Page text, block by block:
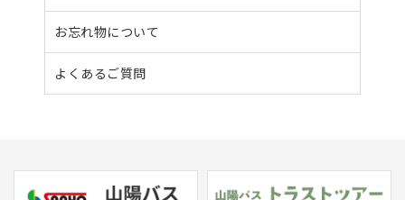
お忘れ物について
よくあるご質問